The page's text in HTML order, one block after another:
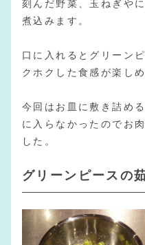
刻んだ野菜、玉ねぎや
煮込みます。
口に入れるとグリーン
クホクした食感が楽しめ
今回はお皿に敷き詰め
に入らなかったのでお
した。
グリーンピースの